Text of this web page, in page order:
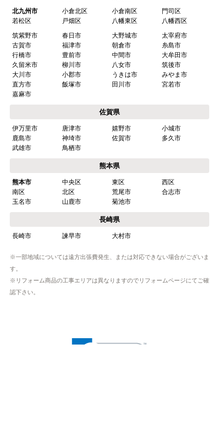
北九州市
小倉北区 小倉南区
門司区
若松区
戸畑区 八幡東区
八幡西区
筑紫野市
春日市 大野城市
太宰府市
古賀市
福津市 朝倉市
糸島市
行橋市
豊前市 中間市
大牟田市
久留米市
柳川市 八女市
筑後市
大川市
小郡市 うきは市
みやま市
直方市
飯塚市 田川市
宮若市
嘉麻市
佐賀県
伊万里市 唐津市 嬉野市
小城市
鹿島市
神埼市 佐賀市
多久市
武雄市
鳥栖市
熊本県
熊本市 中央区 東区
西区
南区
北区 荒尾市
合志市
玉名市
山鹿市 菊池市
長崎県
長崎市 諫早市 大村市
※一部地域については遠方出張費発生、または対応できない場合がございま
す。
※リフォーム商品の工事エリアは異なりますのでリフォームページにてご確
認下さい。